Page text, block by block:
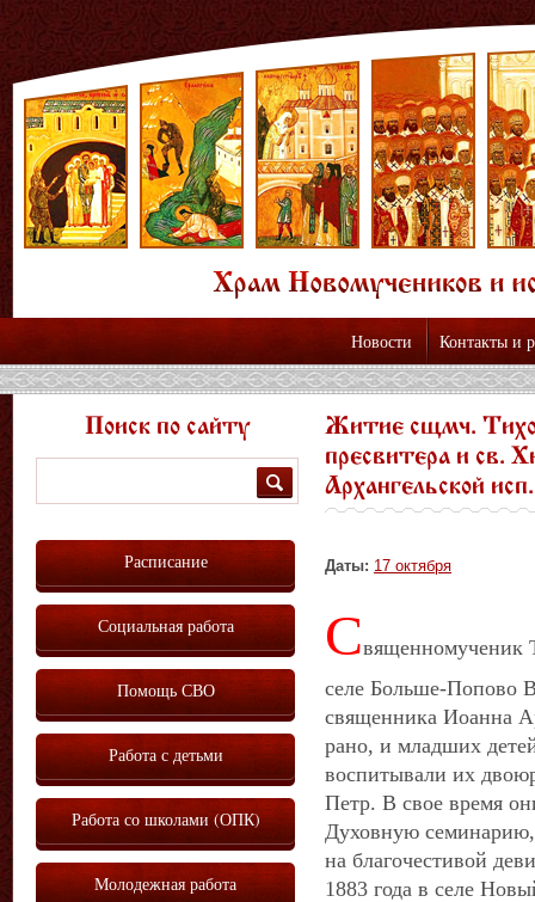
Новости Контакты и
Житие сщмч.
пресвитера и св.
Архангельской
Даты: 17 октября
Священномученик
селе Больше-Попово
священника Иоанна
рано, и младших
воспитывали их
Петр. В свое время
Духовную
на благочестивой
1883 года в селе
Поиск по сайту
Расписание
Социальная работа
Помощь СВО
Работа с детьми
Работа со школами (ОПК)
Молодежная работа